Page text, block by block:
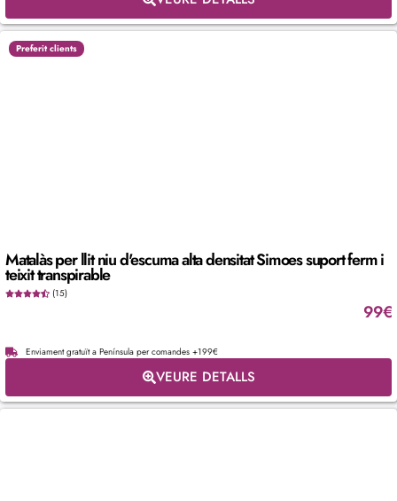
Preferit clients
Matalàs per llit niu d'escuma alta densitat Simoes suport ferm i
teixit transpirable
(15)
99€
Enviament gratuït a Península per comandes +199€
VEURE DETALLS